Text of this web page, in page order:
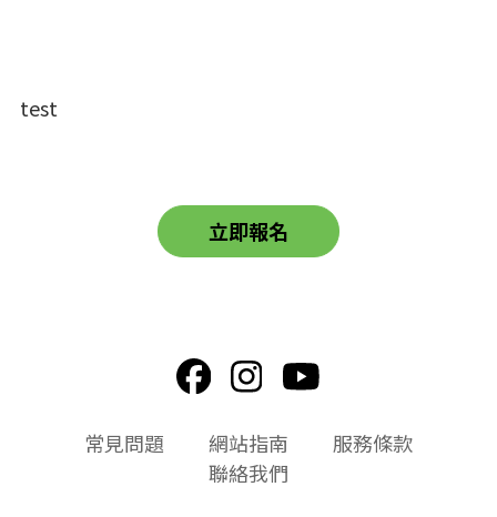
test
立即報名
常見問題 網站指南
服務條款
聯絡我們